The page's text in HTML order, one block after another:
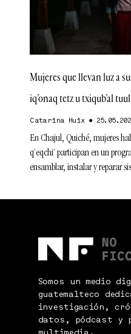
Mujeres que llevan luz a
iq’onaq tetz u txiqub’al
Catarina Huix
En Chajul, Quiché, mujeres
q’eqchi’ participan en un
ensamblar, instalar y reparar
Somos un medio
guatemalteco
investigación,
datos, pódcast y